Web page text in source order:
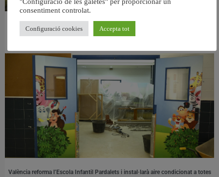
València retira prop de 15.000 litres de residus de la Devesa durant el mes de
juliol
València reforma l’Escola Infantil Pardalets i instal·larà aire condicionat a totes
consentiment controlat.
Configuració cookies Accepta tot